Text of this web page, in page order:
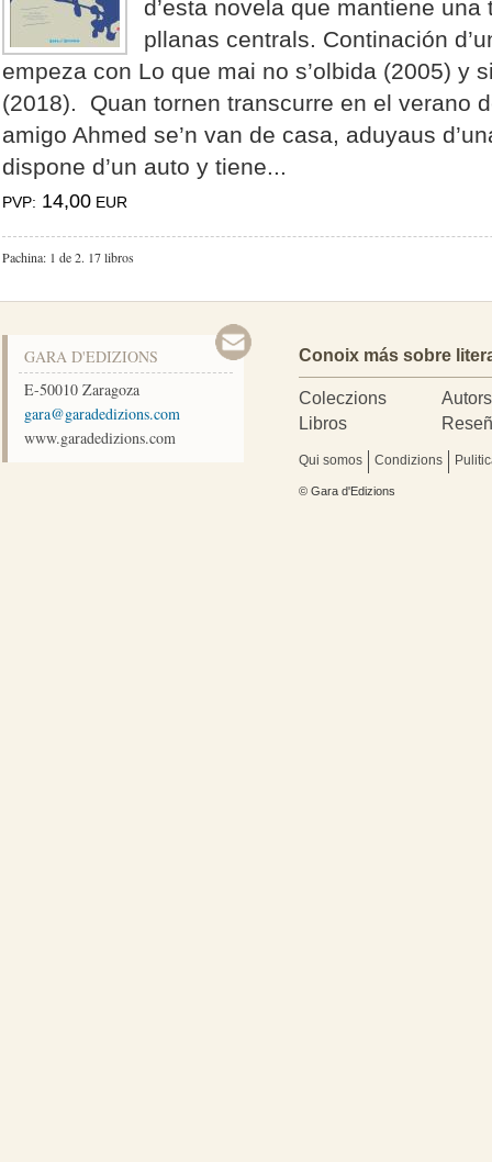
d’esta novela que mantiene
pllanas centrals. Continación
empeza con Lo que mai no s’olbida (2005) y
(2018). Quan tornen transcurre en el verano
amigo Ahmed se’n van de casa, aduyaus
dispone d’un auto y tiene...
PVP: 14,00 EUR
Pachina: 1 de 2. 17 libros
GARA D'EDIZIONS
E-50010 Zaragoza
moc.snoizidedarag@arag
www.garadedizions.com
Conoix más sobre
Coleczions
Autors
Libros
Qui somos Condizions
© Gara d'Edizions